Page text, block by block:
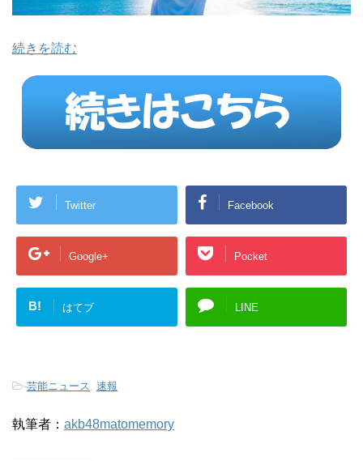
続きを読む
Twitter Facebook
Google+ Pocket
B! はてブ LINE
-芸能ニュース, 速報
執筆者： akb48matomemory